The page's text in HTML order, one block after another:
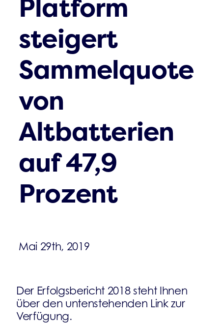
Platform
steigert
Sammelquote
von
Altbatterien
auf 47,9
Prozent
Mai 29th, 2019
Der Erfolgsbericht 2018 steht Ihnen
über den untenstehenden Link zur
Verfügung.